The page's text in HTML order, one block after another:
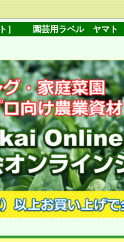
］ 園芸用ラベル ヤマト